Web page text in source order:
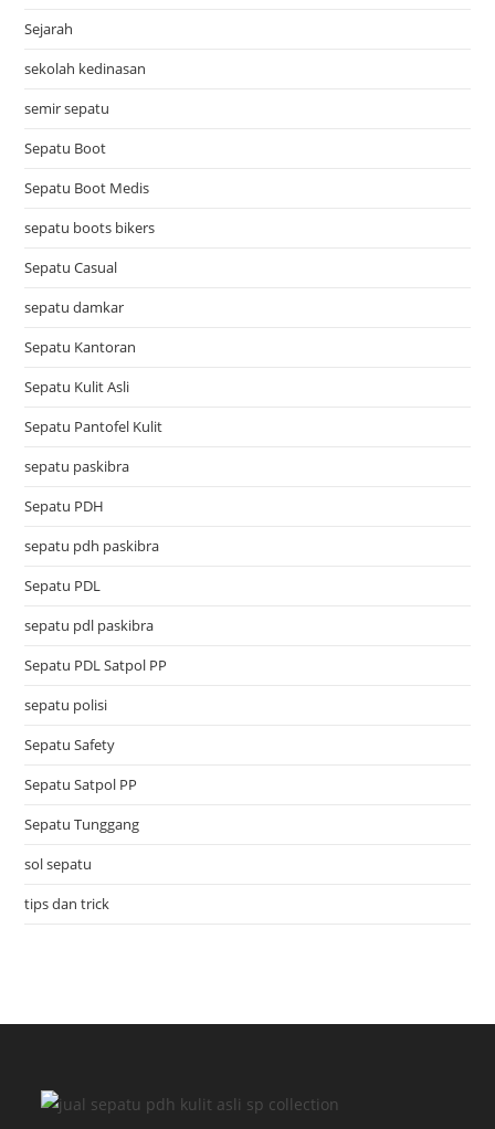
Sejarah
sekolah kedinasan
semir sepatu
Sepatu Boot
Sepatu Boot Medis
sepatu boots bikers
Sepatu Casual
sepatu damkar
Sepatu Kantoran
Sepatu Kulit Asli
Sepatu Pantofel Kulit
sepatu paskibra
Sepatu PDH
sepatu pdh paskibra
Sepatu PDL
sepatu pdl paskibra
Sepatu PDL Satpol PP
sepatu polisi
Sepatu Safety
Sepatu Satpol PP
Sepatu Tunggang
sol sepatu
tips dan trick